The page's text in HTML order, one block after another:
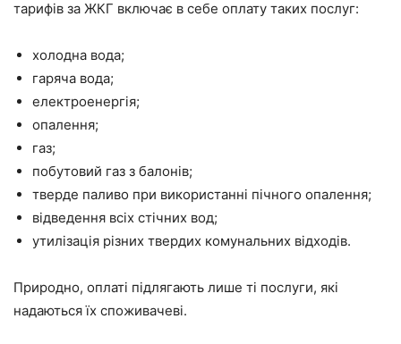
тарифів за ЖКГ включає в себе оплату таких послуг:
холодна вода;
гаряча вода;
електроенергія;
опалення;
газ;
побутовий газ з балонів;
тверде паливо при використанні пічного опалення;
відведення всіх стічних вод;
утилізація різних твердих комунальних відходів.
Природно, оплаті підлягають лише ті послуги, які
надаються їх споживачеві.